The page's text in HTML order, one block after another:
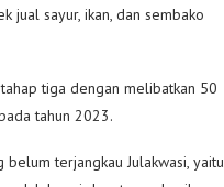
jual sayur, ikan, dan sembako
tiga dengan melibatkan 50
tahun 2023.
terjangkau Julakwasi, yaitu